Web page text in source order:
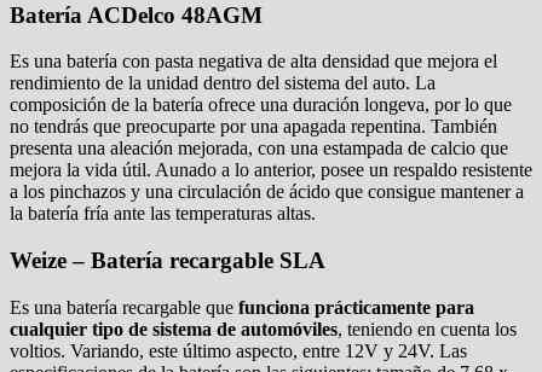
Batería ACDelco 48AGM
Es una batería con pasta negativa de alta densidad que mejora el
rendimiento de la unidad dentro del sistema del auto. La
composición de la batería ofrece una duración longeva, por lo que
no tendrás que preocuparte por una apagada repentina. También
presenta una aleación mejorada, con una estampada de calcio que
mejora la vida útil. Aunado a lo anterior, posee un respaldo resistente
a los pinchazos y una circulación de ácido que consigue mantener a
la batería fría ante las temperaturas altas.
Weize – Batería recargable SLA
Es una batería recargable que funciona prácticamente para
cualquier tipo de sistema de automóviles, teniendo en cuenta los
voltios. Variando, este último aspecto, entre 12V y 24V. Las